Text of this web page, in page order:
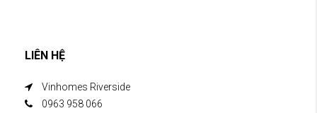
LIÊN HỆ
Vinhomes Riverside
0963 958 066